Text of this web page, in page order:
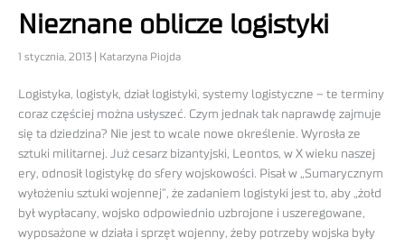
Nieznane oblicze logistyki
1 stycznia, 2013 | Katarzyna Piojda
Logistyka, logistyk, dział logistyki, systemy logistyczne – te terminy
coraz częściej można usłyszeć. Czym jednak tak naprawdę zajmuje
się ta dziedzina? Nie jest to wcale nowe określenie. Wyrosła ze
sztuki militarnej. Już cesarz bizantyjski, Leontos, w X wieku naszej
ery, odnosił logistykę do sfery wojskowości. Pisał w „Sumarycznym
wyłożeniu sztuki wojennej”, że zadaniem logistyki jest to, aby „żołd
był wypłacany, wojsko odpowiednio uzbrojone i uszeregowane,
wyposażone w działa i sprzęt wojenny, żeby potrzeby wojska były